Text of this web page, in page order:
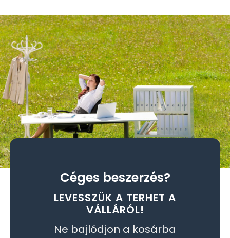
Céges beszerzés?
LEVESSZÜK A TERHET A
VÁLLÁRÓL!
Ne bajlódjon a kosárba